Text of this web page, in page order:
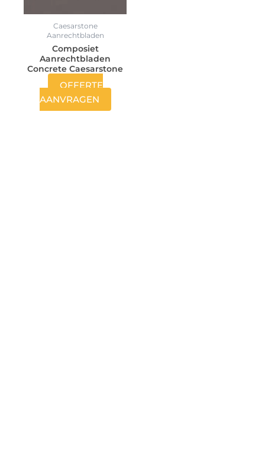
Caesarstone
Aanrechtbladen
Composiet
Aanrechtbladen
Concrete Caesarstone
OFFERTE
AANVRAGEN